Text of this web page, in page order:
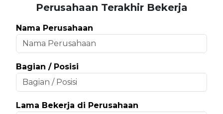
Perusahaan Terakhir Bekerja
Nama Perusahaan
Bagian / Posisi
Lama Bekerja di Perusahaan